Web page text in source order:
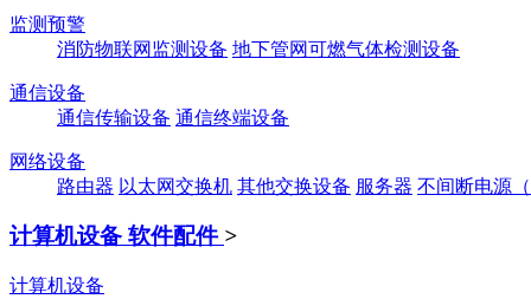
监测预警
消防物联网监测设备 地下管网可燃气体检测设备
通信设备
通信传输设备 通信终端设备
网络设备
路由器 以太网交换机 其他交换设备 服务器 不间断电源
计算机设备 软件配件 >
计算机设备